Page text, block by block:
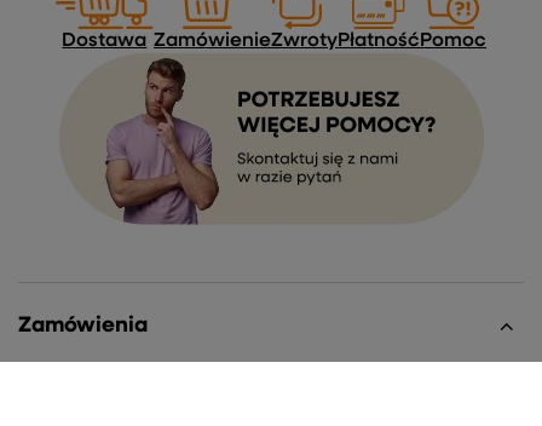
Dostawa ZamówienieZwrotyPłatnośćPomoc
Zamówienia